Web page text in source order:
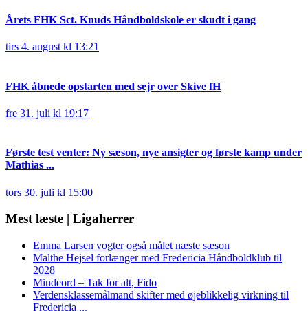
Årets FHK Sct. Knuds Håndboldskole er skudt i gang
tirs 4. august kl 13:21
FHK åbnede opstarten med sejr over Skive fH
fre 31. juli kl 19:17
Første test venter: Ny sæson, nye ansigter og første kamp under
Mathias ...
tors 30. juli kl 15:00
Mest læste | Ligaherrer
Emma Larsen vogter også målet næste sæson
Malthe Hejsel forlænger med Fredericia Håndboldklub til
2028
Mindeord – Tak for alt, Fido
Verdensklassemålmand skifter med øjeblikkelig virkning til
Fredericia ...